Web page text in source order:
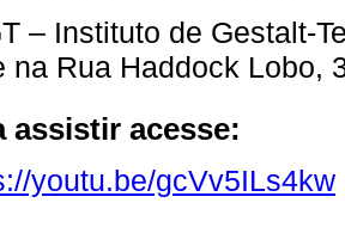
– Instituto de Gestalt-
na Rua Haddock Lobo,
assistir acesse:
youtu.be/gcVv5ILs4kw